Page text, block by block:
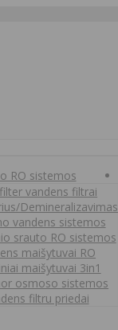
RO sistemos
vandens filtrai
Demineralizavimas
vandens sistemos
srauto RO sistemos
maišytuvai RO
maišytuvai 3in1
osmoso sistemos
filtru priedai